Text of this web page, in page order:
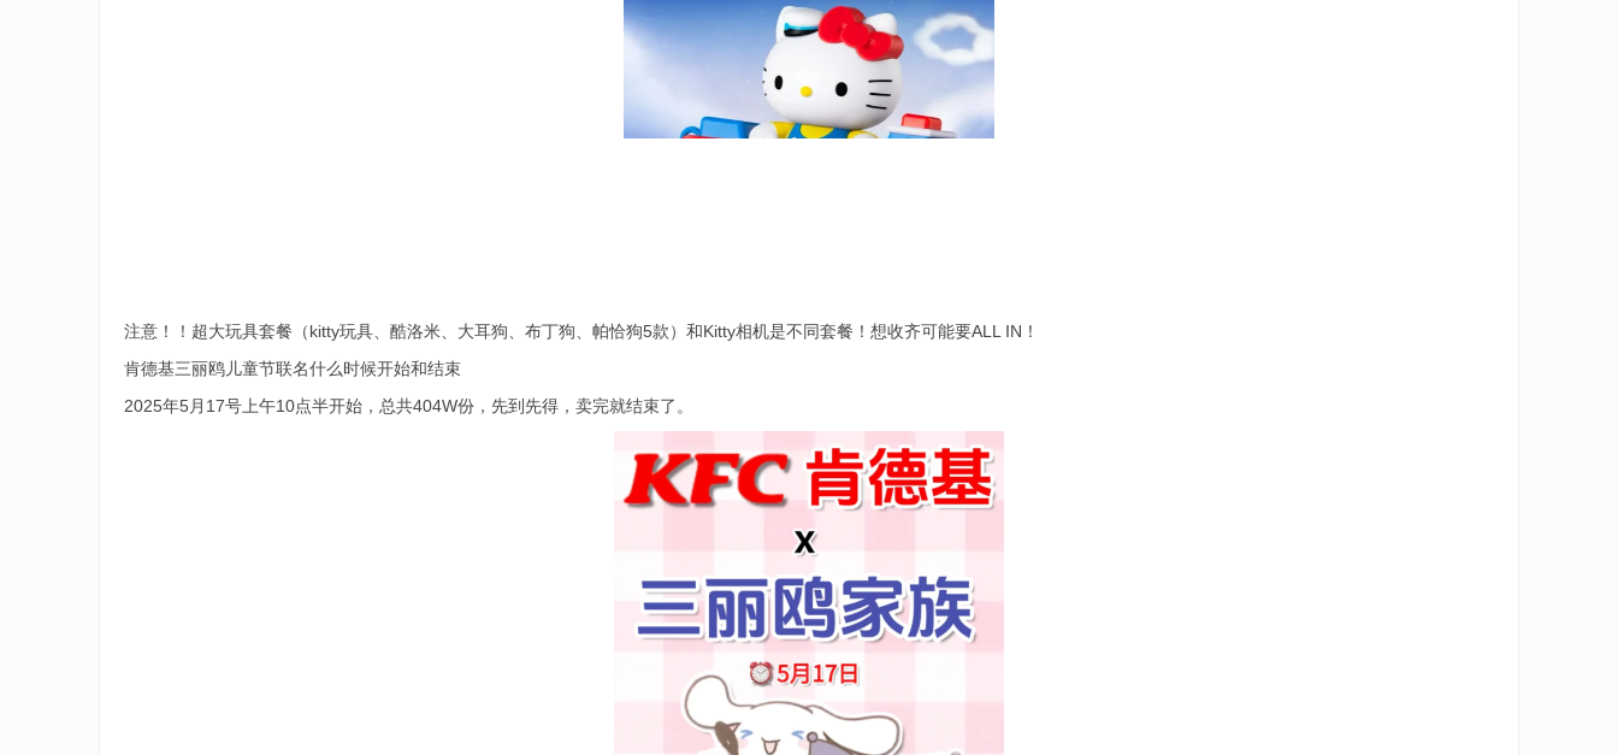
注意！！超大玩具套餐（kitty玩具、酷洛米、大耳狗、布丁狗、帕恰狗5款）和Kitty相机是不同套餐！想收齐可能要ALL IN！
肯德基三丽鸥儿童节联名什么时候开始和结束
2025年5月17号上午10点半开始，总共404W份，先到先得，卖完就结束了。